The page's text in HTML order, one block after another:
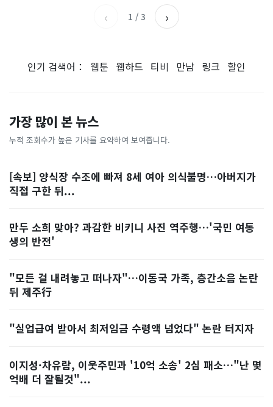
‹ 1 / 3 ›
인기 검색어： 웹툰 웹하드 티비 만남 링크 할인
가장 많이 본 뉴스
누적 조회수가 높은 기사를 요약하여 보여줍니다.
[속보] 양식장 수조에 빠져 8세 여아 의식불명…아버지가
직접 구한 뒤...
만두 소희 맞아? 과감한 비키니 사진 역주행…'국민 여동
생의 반전'
"모든 걸 내려놓고 떠나자"…이동국 가족, 층간소음 논란
뒤 제주行
"실업급여 받아서 최저임금 수령액 넘었다" 논란 터지자
이지성·차유람, 이웃주민과 '10억 소송' 2심 패소…"난 몇
억배 더 잘될것"...